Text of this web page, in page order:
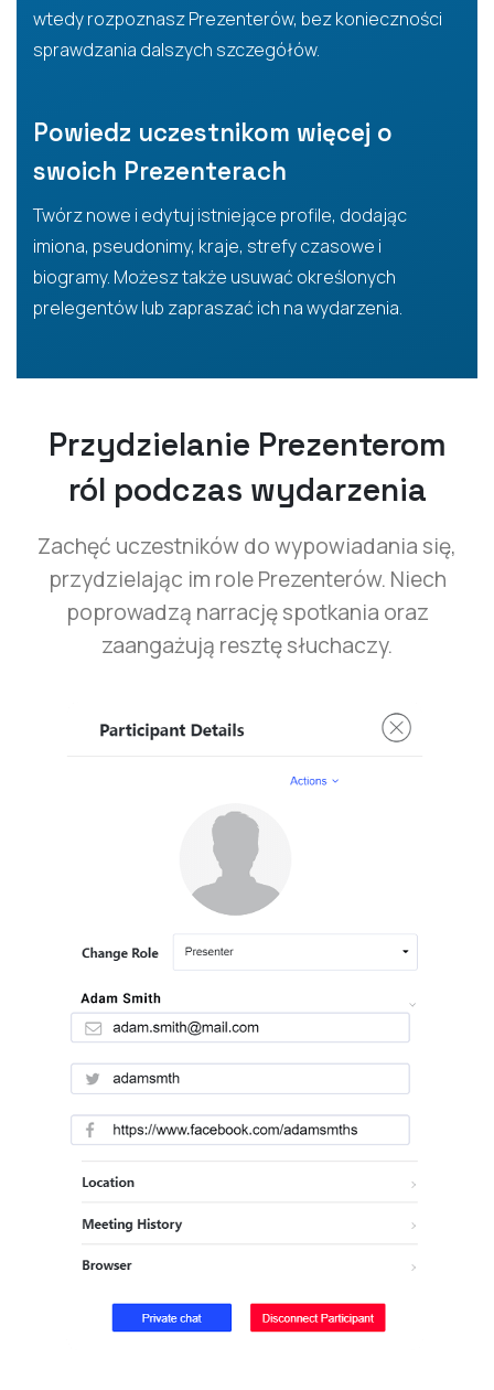
wtedy rozpoznasz Prezenterów, bez konieczności
sprawdzania dalszych szczegółów.
Powiedz uczestnikom więcej o
swoich Prezenterach
Twórz nowe i edytuj istniejące profile, dodając
imiona, pseudonimy, kraje, strefy czasowe i
biogramy. Możesz także usuwać określonych
prelegentów lub zapraszać ich na wydarzenia.
Przydzielanie Prezenterom
ról podczas wydarzenia
Zachęć uczestników do wypowiadania się,
przydzielając im role Prezenterów. Niech
poprowadzą narrację spotkania oraz
zaangażują resztę słuchaczy.